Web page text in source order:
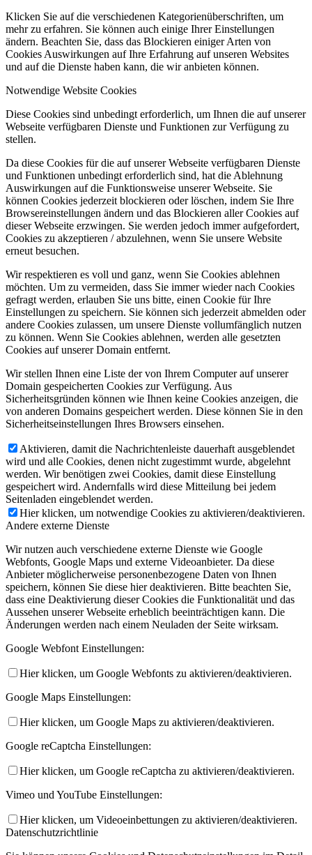
Klicken Sie auf die verschiedenen Kategorienüberschriften, um
mehr zu erfahren. Sie können auch einige Ihrer Einstellungen
ändern. Beachten Sie, dass das Blockieren einiger Arten von
Cookies Auswirkungen auf Ihre Erfahrung auf unseren Websites
und auf die Dienste haben kann, die wir anbieten können.
Notwendige Website Cookies
Diese Cookies sind unbedingt erforderlich, um Ihnen die auf unserer
Webseite verfügbaren Dienste und Funktionen zur Verfügung zu
stellen.
Da diese Cookies für die auf unserer Webseite verfügbaren Dienste
und Funktionen unbedingt erforderlich sind, hat die Ablehnung
Auswirkungen auf die Funktionsweise unserer Webseite. Sie
können Cookies jederzeit blockieren oder löschen, indem Sie Ihre
Browsereinstellungen ändern und das Blockieren aller Cookies auf
dieser Webseite erzwingen. Sie werden jedoch immer aufgefordert,
Cookies zu akzeptieren / abzulehnen, wenn Sie unsere Website
erneut besuchen.
Wir respektieren es voll und ganz, wenn Sie Cookies ablehnen
möchten. Um zu vermeiden, dass Sie immer wieder nach Cookies
gefragt werden, erlauben Sie uns bitte, einen Cookie für Ihre
Einstellungen zu speichern. Sie können sich jederzeit abmelden oder
andere Cookies zulassen, um unsere Dienste vollumfänglich nutzen
zu können. Wenn Sie Cookies ablehnen, werden alle gesetzten
Cookies auf unserer Domain entfernt.
Wir stellen Ihnen eine Liste der von Ihrem Computer auf unserer
Domain gespeicherten Cookies zur Verfügung. Aus
Sicherheitsgründen können wie Ihnen keine Cookies anzeigen, die
von anderen Domains gespeichert werden. Diese können Sie in den
Sicherheitseinstellungen Ihres Browsers einsehen.
Aktivieren, damit die Nachrichtenleiste dauerhaft ausgeblendet
wird und alle Cookies, denen nicht zugestimmt wurde, abgelehnt
werden. Wir benötigen zwei Cookies, damit diese Einstellung
gespeichert wird. Andernfalls wird diese Mitteilung bei jedem
Seitenladen eingeblendet werden.
Hier klicken, um notwendige Cookies zu aktivieren/deaktivieren.
Andere externe Dienste
Wir nutzen auch verschiedene externe Dienste wie Google
Webfonts, Google Maps und externe Videoanbieter. Da diese
Anbieter möglicherweise personenbezogene Daten von Ihnen
speichern, können Sie diese hier deaktivieren. Bitte beachten Sie,
dass eine Deaktivierung dieser Cookies die Funktionalität und das
Aussehen unserer Webseite erheblich beeinträchtigen kann. Die
Änderungen werden nach einem Neuladen der Seite wirksam.
Google Webfont Einstellungen:
Hier klicken, um Google Webfonts zu aktivieren/deaktivieren.
Google Maps Einstellungen:
Hier klicken, um Google Maps zu aktivieren/deaktivieren.
Google reCaptcha Einstellungen:
Hier klicken, um Google reCaptcha zu aktivieren/deaktivieren.
Vimeo und YouTube Einstellungen:
Hier klicken, um Videoeinbettungen zu aktivieren/deaktivieren.
Datenschutzrichtlinie